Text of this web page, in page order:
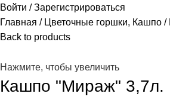
Войти / Зарегистрироваться
Главная
Цветочные горшки, Кашпо
Back to products
Нажмите, чтобы увеличить
Кашпо "Мираж" 3,7л.